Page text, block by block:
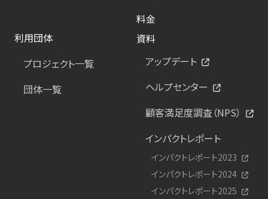
料金
利用団体
プロジェクト一覧
団体一覧
資料
アップデート
ヘルプセンター
顧客満足度調査（NPS）
インパクトレポート
インパクトレポート2023
インパクトレポート2024
インパクトレポート2025